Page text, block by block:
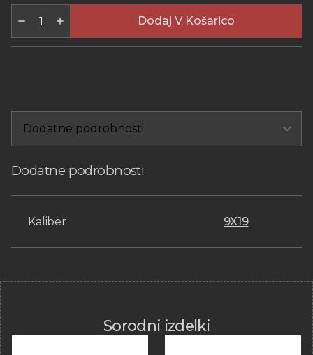
GLOCK
17
OKVIR
/
Dodaj V Košarico
Dodatne podrobnosti
Kaliber 9X19
Sorodni izdelki